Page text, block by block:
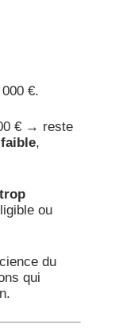
€.
€ → reste
,
trop
ou
du
qui